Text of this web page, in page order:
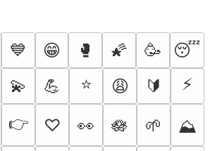
💙 😁 🥊 🌠 🥳
😴
💫 💪 ⭐ 😩 🔰 ⚡
👉 ♡ 👀 🪷 🌱
⛰️